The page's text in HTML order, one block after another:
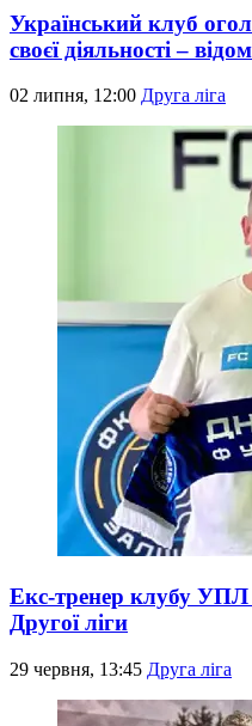
Український клуб
своєї діяльності –
02 липня, 12:00 Друга ліга
Екс-тренер клубу УПЛ
Другої ліги
29 червня, 13:45 Друга ліга